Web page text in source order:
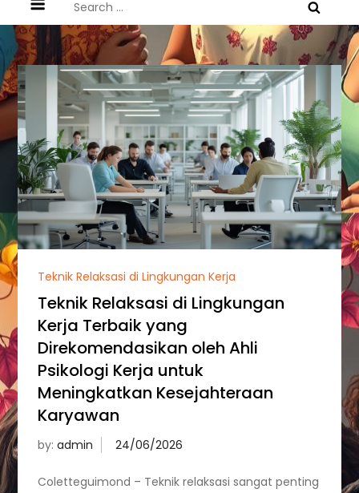
for:
Teknik Relaksasi di Lingkungan Kerja
Teknik Relaksasi di Lingkungan
Kerja Terbaik yang
Direkomendasikan oleh Ahli
Psikologi Kerja untuk
Meningkatkan Kesejahteraan
Karyawan
by:admin
Coletteguimond – Teknik relaksasi sangat penting